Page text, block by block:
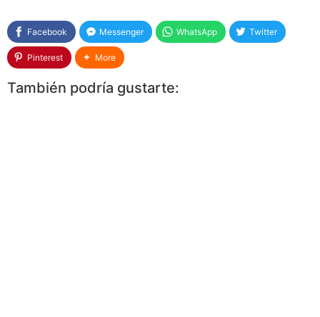
Facebook Messenger WhatsApp Twitter
Pinterest More
También podría gustarte: